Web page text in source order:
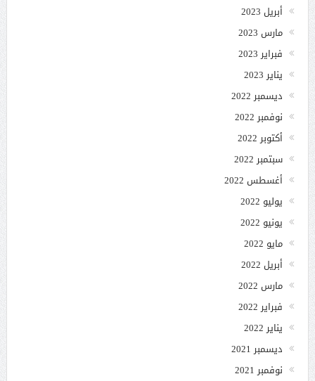
أبريل 2023
مارس 2023
فبراير 2023
يناير 2023
ديسمبر 2022
نوفمبر 2022
أكتوبر 2022
سبتمبر 2022
أغسطس 2022
يوليو 2022
يونيو 2022
مايو 2022
أبريل 2022
مارس 2022
فبراير 2022
يناير 2022
ديسمبر 2021
نوفمبر 2021